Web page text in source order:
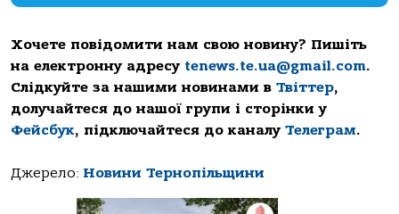
Хочете повідомити нам свою новину? Пишіть
на електронну адресу tenews.te.ua@gmail.com.
Слідкуйте за нашими новинами в Твіттер,
долучайтеся до нашої групи і сторінки у
Фейсбук, підключайтеся до каналу Телеграм.
Джерело: Новини Тернопільщини